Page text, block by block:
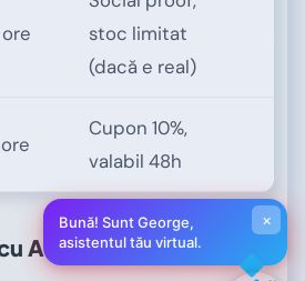
stoc limitat
(dacă e real)
Cupon 10%,
valabil 48h
AutomateWoo
Bună! Sunt George,
asistentul tău virtual.
×